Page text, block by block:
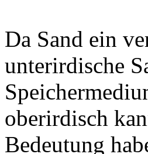
Da Sand ein
unterirdische
oberirdisch
Bedeutung